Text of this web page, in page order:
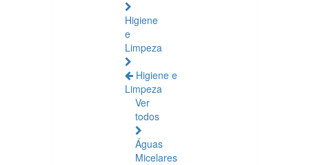
Higiene
e
Limpeza
Higiene e
Limpeza
Ver
todos
Águas
Micelares